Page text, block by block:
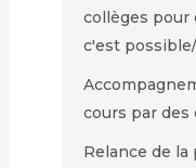
collèges pour
c'est
cours par des
Relance de